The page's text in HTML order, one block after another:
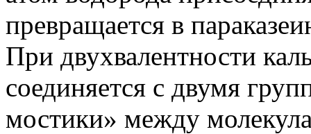
превращается в
При двухвалентности
соединяется с двумя
мостики» между